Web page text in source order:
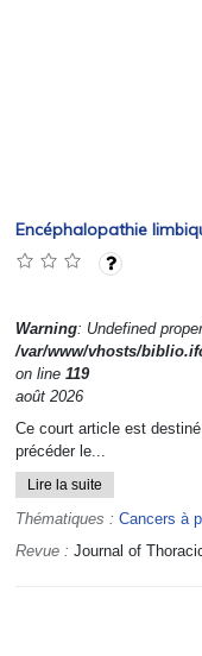
Encéphalopathie
Warning: Undefined
/var/www/vhosts/
on line 119
août 2026
Ce court article est
précéder le...
Lire la suite
Thématiques : Cancers à
Revue : Journal of